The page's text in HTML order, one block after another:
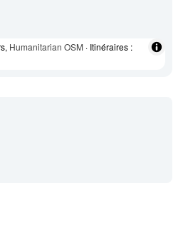
Humanitarian OSM · Itinéraires :